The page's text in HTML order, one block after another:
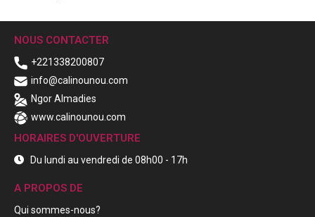
NOUS CONTACTER
+221338200807
info@calinounou.com
Ngor Almadies
www.calinounou.com
HORAIRES D'OUVERTURE
Du lundi au vendredi de 08h00 - 17h
A PROPOS DE
Qui sommes-nous?